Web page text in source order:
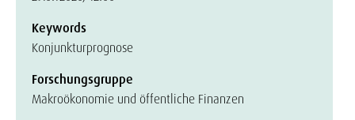
Keywords
Konjunkturprognose
Forschungsgruppe
Makroökonomie und öffentliche Finanzen